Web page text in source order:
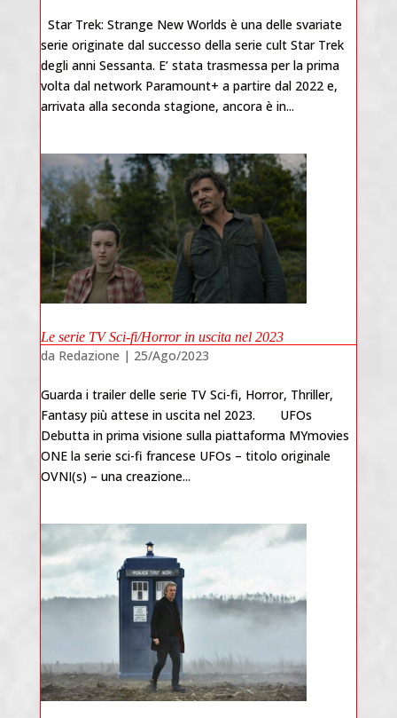
Star Trek: Strange New Worlds è una delle svariate
serie originate dal successo della serie cult Star Trek
degli anni Sessanta. E’ stata trasmessa per la prima
volta dal network Paramount+ a partire dal 2022 e,
arrivata alla seconda stagione, ancora è in...
Le serie TV Sci-fi/Horror in uscita nel 2023
da Redazione | 25/Ago/2023
Guarda i trailer delle serie TV Sci-fi, Horror, Thriller,
Fantasy più attese in uscita nel 2023. UFOs
Debutta in prima visione sulla piattaforma MYmovies
ONE la serie sci-fi francese UFOs – titolo originale
OVNI(s) – una creazione...